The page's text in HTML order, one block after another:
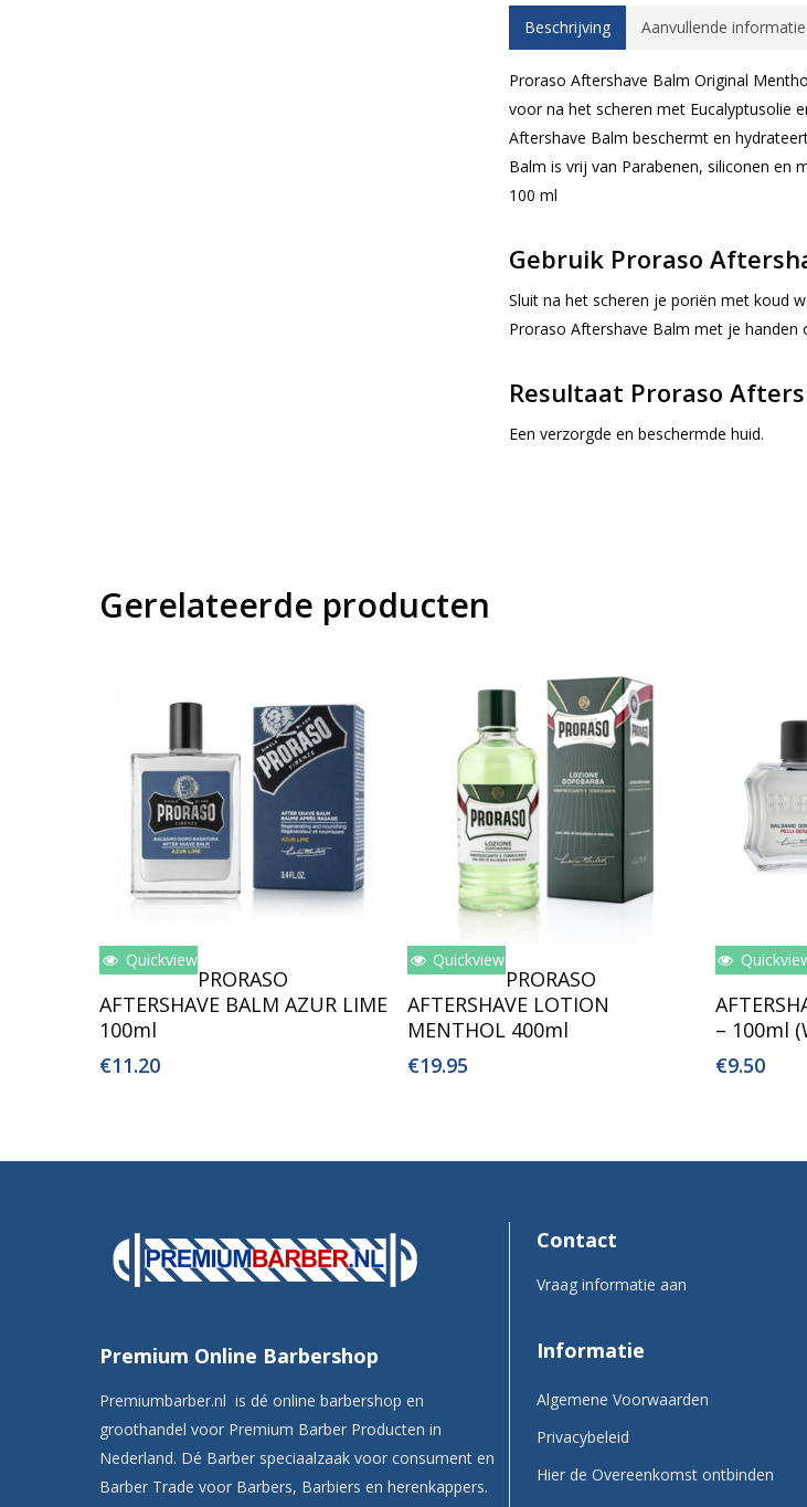
Beschrijving Aanvullende informatie
Proraso Aftershave Balm Original
voor na het scheren met Eucalyptusolie
Aftershave Balm beschermt en
Balm is vrij van Parabenen, siliconen en
100 ml
Gebruik Proraso
Sluit na het scheren je poriën met koud
Proraso Aftershave Balm met je handen
Resultaat Proraso
Een verzorgde en beschermde huid.
Gerelateerde producten
Toevoegen Aan Winkelwagen
Quickview
PRORASO
AFTERSHAVE BALM AZUR LIME
100ml
€11.20
Toevoegen Aan Winkelwagen
Quickview
PRORASO
AFTERSHAVE LOTION
MENTHOL 400ml
€19.95
– 100ml
€9.50
Premium Online Barbershop
Premiumbarber.nl is dé online barbershop en
groothandel voor Premium Barber Producten in
Nederland. Dé Barber speciaalzaak voor consument en
Barber Trade voor Barbers, Barbiers en herenkappers.
Contact
Vraag informatie aan
Informatie
Algemene Voorwaarden
Privacybeleid
Hier de Overeenkomst ontbinden